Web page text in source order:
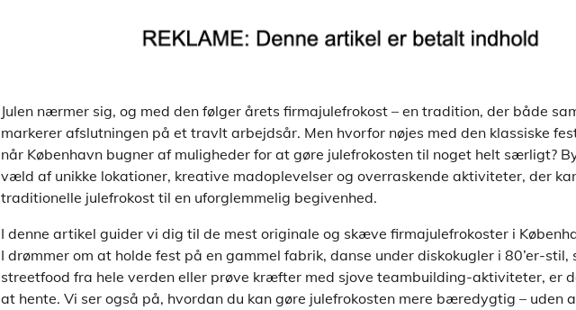
Julen nærmer sig, og med den følger årets firmajulefrokost – en tradition, der både
markerer afslutningen på et travlt arbejdsår. Men hvorfor nøjes med den klassiske
når København bugner af muligheder for at gøre julefrokosten til noget helt særligt?
væld af unikke lokationer, kreative madoplevelser og overraskende aktiviteter, der
traditionelle julefrokost til en uforglemmelig begivenhed.
I denne artikel guider vi dig til de mest originale og skæve firmajulefrokoster i
I drømmer om at holde fest på en gammel fabrik, danse under diskokugler i 80’er-stil,
streetfood fra hele verden eller prøve kræfter med sjove teambuilding-aktiviteter, er
at hente. Vi ser også på, hvordan du kan gøre julefrokosten mere bæredygtig – uden